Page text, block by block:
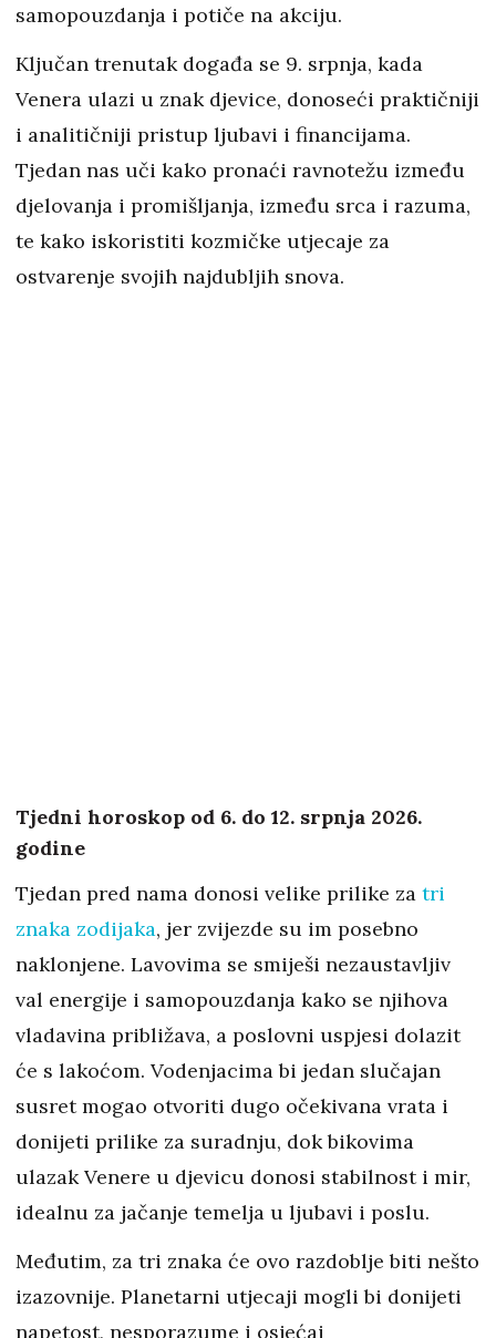
samopouzdanja i potiče na akciju.
Ključan trenutak događa se 9. srpnja, kada
Venera ulazi u znak djevice, donoseći praktičniji
i analitičniji pristup ljubavi i financijama.
Tjedan nas uči kako pronaći ravnotežu između
djelovanja i promišljanja, između srca i razuma,
te kako iskoristiti kozmičke utjecaje za
ostvarenje svojih najdubljih snova.
Tjedni horoskop od 6. do 12. srpnja 2026.
godine
Tjedan pred nama donosi velike prilike za tri
znaka zodijaka, jer zvijezde su im posebno
naklonjene. Lavovima se smiješi nezaustavljiv
val energije i samopouzdanja kako se njihova
vladavina približava, a poslovni uspjesi dolazit
će s lakoćom. Vodenjacima bi jedan slučajan
susret mogao otvoriti dugo očekivana vrata i
donijeti prilike za suradnju, dok bikovima
ulazak Venere u djevicu donosi stabilnost i mir,
idealnu za jačanje temelja u ljubavi i poslu.
Međutim, za tri znaka će ovo razdoblje biti nešto
izazovnije. Planetarni utjecaji mogli bi donijeti
napetost, nesporazume i osjećaj